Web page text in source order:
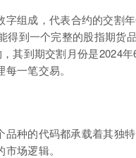
字组成，代表合约的交割
到一个完整的股指期货
其到期交割月份是2024
一笔交易。
种的代码都承载着其独
场逻辑。